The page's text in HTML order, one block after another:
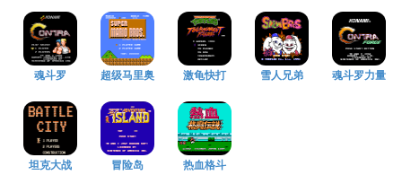
魂斗罗 超级马里奥 激龟快打 雪人兄弟 魂斗罗力量
坦克大战 冒险岛 热血格斗